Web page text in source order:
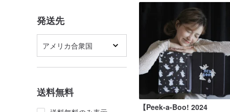
発送先
アメリカ合衆国
送料無料
【Peek-a-Boo! 2024